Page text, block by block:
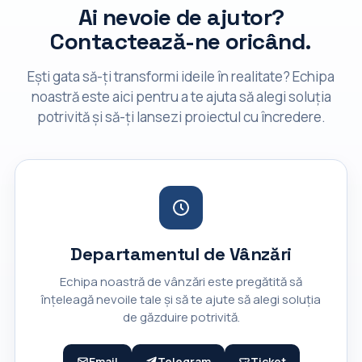
Ai nevoie de ajutor?
Contactează-ne oricând.
Ești gata să-ți transformi ideile în realitate? Echipa
noastră este aici pentru a te ajuta să alegi soluția
potrivită și să-ți lansezi proiectul cu încredere.
Departamentul de Vânzări
Echipa noastră de vânzări este pregătită să
înțeleagă nevoile tale și să te ajute să alegi soluția
de găzduire potrivită.